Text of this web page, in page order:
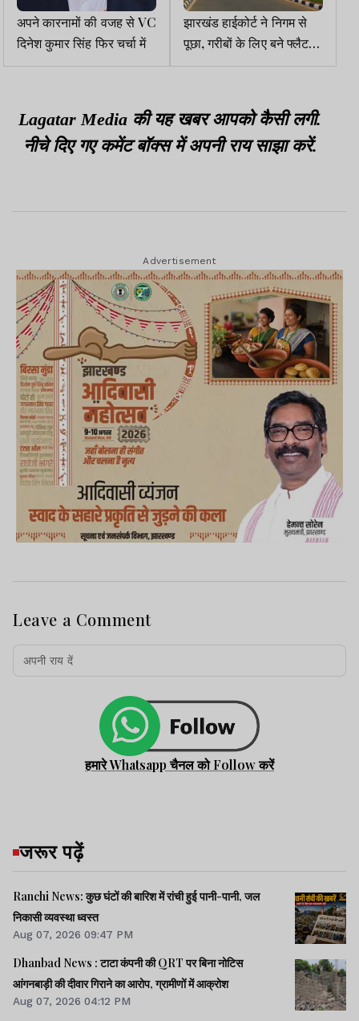
अपने कारनामों की वजह से VC
दिनेश कुमार सिंह फिर चर्चा में
झारखंड हाईकोर्ट ने निगम से
पूछा, गरीबों के लिए बने फ्लैट
पर कैसे हो गया कब्जा
Lagatar Media की यह खबर आपको कैसी लगी.
नीचे दिए गए कमेंट बॉक्स में अपनी राय साझा करें.
Advertisement
Leave a Comment
हमारे Whatsapp चैनल को Follow करें
जरूर पढ़ें
Ranchi News: कुछ घंटों की बारिश में रांची हुई पानी-पानी, जल
निकासी व्यवस्था ध्वस्त
Aug 07, 2026 09:47 PM
Dhanbad News : टाटा कंपनी की QRT पर बिना नोटिस
आंगनबाड़ी की दीवार गिराने का आरोप, ग्रामीणों में आक्रोश
Aug 07, 2026 04:12 PM